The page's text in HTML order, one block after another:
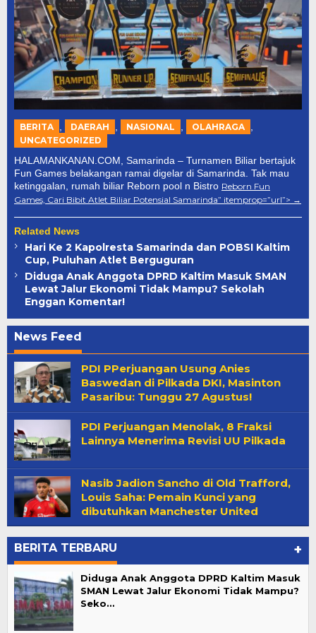
BERITA DAERAH NASIONAL OLAHRAGA
UNCATEGORIZED
HALAMANKANAN.COM, Samarinda – Turnamen Biliar bertajuk
Fun Games belakangan ramai digelar di Samarinda. Tak mau
ketinggalan, rumah biliar Reborn pool n Bistro Reborn Fun
Games, Cari Bibit Atlet Biliar Potensial Samarinda” itemprop=”url”>
Related News
Hari Ke 2 Kapolresta Samarinda dan POBSI Kaltim
Cup, Puluhan Atlet Berguguran
Diduga Anak Anggota DPRD Kaltim Masuk SMAN
Lewat Jalur Ekonomi Tidak Mampu? Sekolah
Enggan Komentar!
News Feed
halamankanan.comPDI PPerjuangan Usung Anies
Baswedan di Pilkada DKI, Masinton
Pasaribu: Tunggu 27 Agustus!
PDI Perjuangan Menolak, 8 Fraksi
Lainnya Menerima Revisi UU Pilkada
Nasib Jadion Sancho di Old Trafford,
Louis Saha: Pemain Kunci yang
dibutuhkan Manchester United
BERITA TERBARU +
Diduga Anak Anggota DPRD Kaltim Masuk
SMAN Lewat Jalur Ekonomi Tidak Mampu?
Seko…